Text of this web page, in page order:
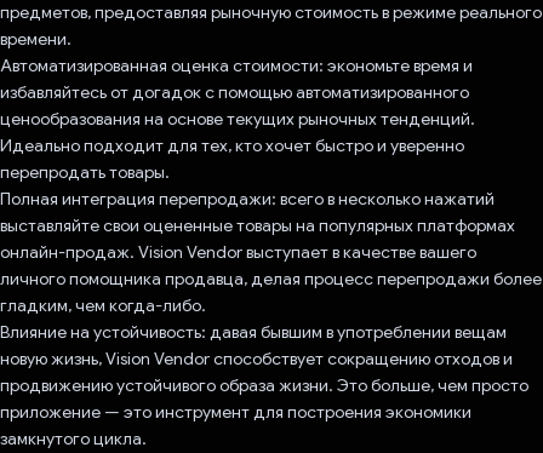
предметов, предоставляя рыночную стоимость в режиме реального
времени.
Автоматизированная оценка стоимости: экономьте время и
избавляйтесь от догадок с помощью автоматизированного
ценообразования на основе текущих рыночных тенденций.
Идеально подходит для тех, кто хочет быстро и уверенно
перепродать товары.
Полная интеграция перепродажи: всего в несколько нажатий
выставляйте свои оцененные товары на популярных платформах
онлайн-продаж. Vision Vendor выступает в качестве вашего
личного помощника продавца, делая процесс перепродажи более
гладким, чем когда-либо.
Влияние на устойчивость: давая бывшим в употреблении вещам
новую жизнь, Vision Vendor способствует сокращению отходов и
продвижению устойчивого образа жизни. Это больше, чем просто
приложение — это инструмент для построения экономики
замкнутого цикла.